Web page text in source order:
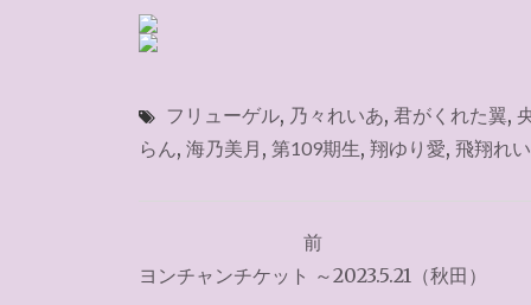
フリューゲル, 乃々れいあ, 君がくれた翼,
らん, 海乃美月 , 第109期生, 翔ゆり愛, 飛翔れ
稿
前
ヨンチャンチケット ～2023.5.21（秋田）